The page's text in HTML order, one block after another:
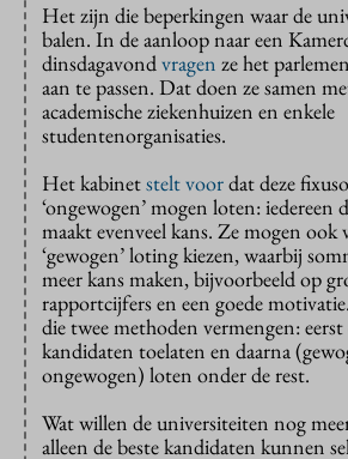
Het zijn die beperkingen waar de
balen. In de aanloop naar een
dinsdagavondvragen ze het
aan te passen. Dat doen ze samen
academische ziekenhuizen en enkele
studentenorganisaties.
Het kabinetstelt voordat deze
‘ongewogen’ mogen loten: iedereen
maakt evenveel kans. Ze mogen ook
‘gewogen’ loting kiezen, waarbij
meer kans maken, bijvoorbeeld op
rapportcijfers en een goede
die twee methoden vermengen: eerst
kandidaten toelaten en daarna
ongewogen) loten onder de rest.
Wat willen de universiteiten nog
alleen de beste kandidaten kunnen